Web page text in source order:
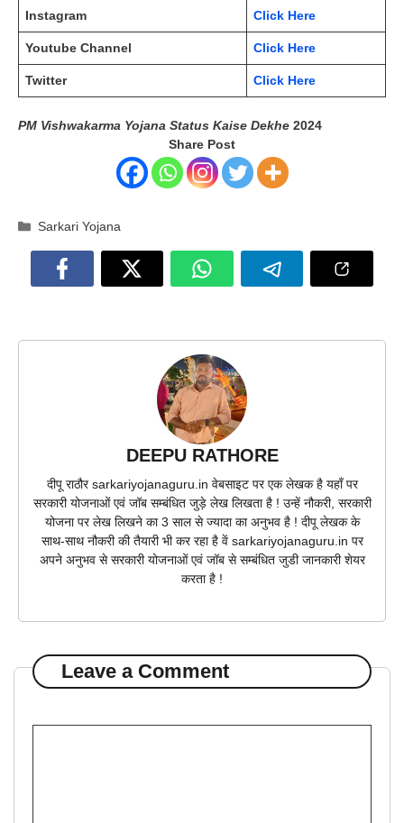
Instagram Click Here
Youtube Channel Click Here
Twitter Click Here
PM Vishwakarma Yojana Status Kaise Dekhe 2024
Share Post
Categories
Sarkari Yojana
DEEPU RATHORE
दीपू राठौर sarkariyojanaguru.in वेबसाइट पर एक लेखक है यहाँ पर
सरकारी योजनाओं एवं जॉब सम्बंधित जुड़े लेख लिखता है ! उन्हें नौकरी, सरकारी
योजना पर लेख लिखने का 3 साल से ज्यादा का अनुभव है ! दीपू लेखक के
साथ-साथ नौकरी की तैयारी भी कर रहा है वें sarkariyojanaguru.in पर
अपने अनुभव से सरकारी योजनाओं एवं जॉब से सम्बंधित जुडी जानकारी शेयर
करता है !
Leave a Comment